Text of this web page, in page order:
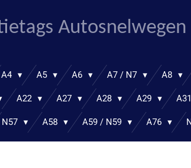
Autosnelwegen
A4 A5 A6 A7 / N7 A8
A22 A27 A28 A29
N57 A58 A59 / N59 A76